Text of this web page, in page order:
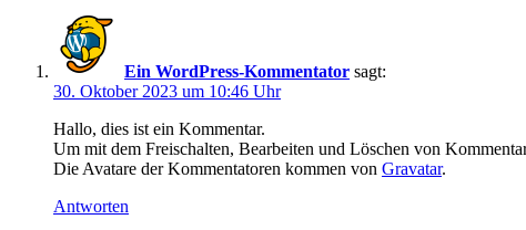
Ein WordPress-Kommentator sagt:
30. Oktober 2023 um 10:46 Uhr
Hallo, dies ist ein Kommentar.
Um mit dem Freischalten, Bearbeiten und Löschen von
Die Avatare der Kommentatoren kommen von Gravatar.
Antworten